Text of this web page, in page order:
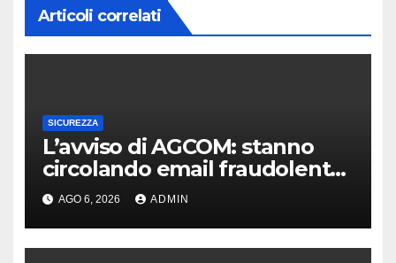
Articoli correlati
SICUREZZA
L’avviso di AGCOM: stanno
circolando email fraudolente
legate al dominio
agcom.it.com
AGO 6, 2026 ADMIN